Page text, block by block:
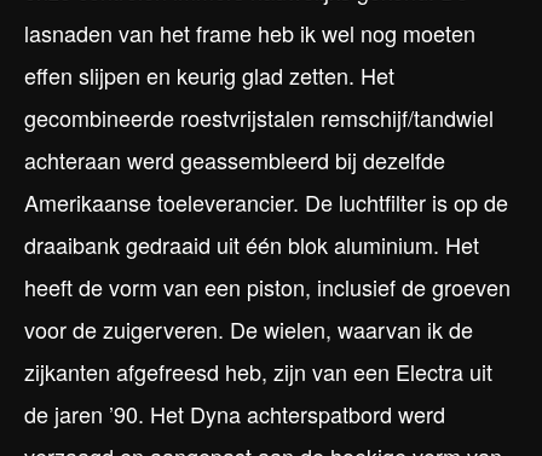
lasnaden van het frame heb ik wel nog moeten
effen slijpen en keurig glad zetten. Het
gecombineerde roestvrijstalen remschijf/tandwiel
achteraan werd geassembleerd bij dezelfde
Amerikaanse toeleverancier. De luchtfilter is op de
draaibank gedraaid uit één blok aluminium. Het
heeft de vorm van een piston, inclusief de groeven
voor de zuigerveren. De wielen, waarvan ik de
zijkanten afgefreesd heb, zijn van een Electra uit
de jaren ’90. Het Dyna achterspatbord werd